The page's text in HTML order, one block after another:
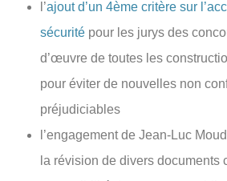
l’ajout d’un 4ème critère sur
sécurité pour les jurys des
d’œuvre de toutes les
pour éviter de nouvelles non
préjudiciables
l’engagement de Jean-Luc
la révision de divers documents